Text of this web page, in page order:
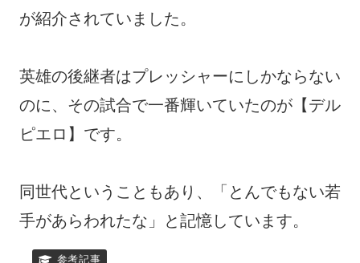
が紹介されていました。
英雄の後継者はプレッシャーにしかならない
のに、その試合で一番輝いていたのが【デル
ピエロ】です。
同世代ということもあり、「とんでもない若
手があらわれたな」と記憶しています。